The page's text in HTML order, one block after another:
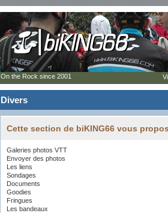
Divers
Cette section de biKING66 vous
Galeries photos VTT
Envoyer des photos
Les liens
Sondages
Documents
Goodies
Fringues
Les bandeaux
On the Rock since 2001